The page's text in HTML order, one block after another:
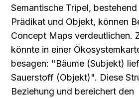
Semantische Tripel,
Prädikat und Objekt, können
Concept Maps verdeutlichen.
könnte in einer
besagen: "Bäume (Subjekt)
Sauerstoff (Objekt)". Diese
Beziehung und bereichert den